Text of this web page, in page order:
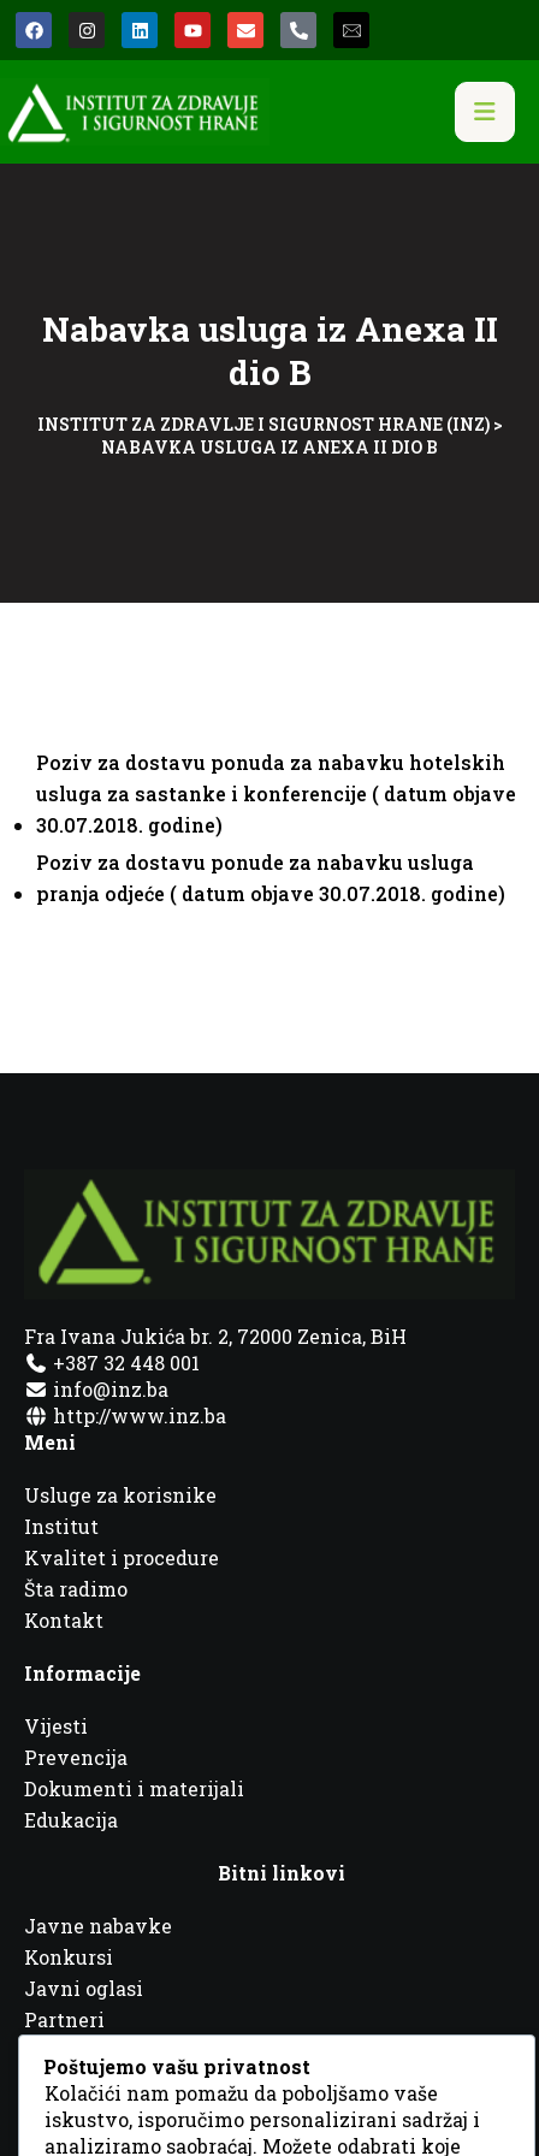
Nabavka usluga iz Anexa II
dio B
INSTITUT ZA ZDRAVLJE I SIGURNOST HRANE (INZ)>
NABAVKA USLUGA IZ ANEXA II DIO B
Poziv za dostavu ponuda za nabavku hotelskih
usluga za sastanke i konferencije ( datum objave
30.07.2018. godine)
Poziv za dostavu ponude za nabavku usluga
pranja odjeće ( datum objave 30.07.2018. godine)
Fra Ivana Jukića br. 2, 72000 Zenica, BiH
+387 32 448 001
info@inz.ba
http://www.inz.ba
Meni
Usluge za korisnike
Institut
Kvalitet i procedure
Šta radimo
Kontakt
Informacije
Vijesti
Prevencija
Dokumenti i materijali
Edukacija
Bitni linkovi
Javne nabavke
Konkursi
Javni oglasi
Partneri
Poštujemo vašu privatnost
Kolačići nam pomažu da poboljšamo vaše
iskustvo, isporučimo personalizirani sadržaj i
analiziramo saobraćaj. Možete odabrati koje